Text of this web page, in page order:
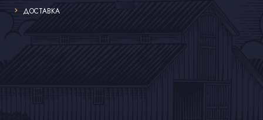
ДОСТАВКА